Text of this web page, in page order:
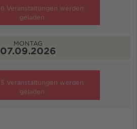
6 Veranstaltungen werden
geladen
MONTAG
07.09.2026
5 Veranstaltungen werden
geladen